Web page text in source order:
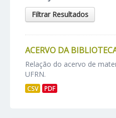
Filtrar Resultados
ACERVO DA
Relação do acervo de
UFRN.
CSV PDF